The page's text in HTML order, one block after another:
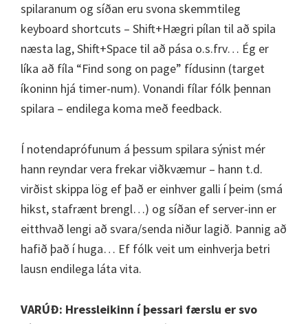
spilaranum og síðan eru svona skemmtileg
keyboard shortcuts – Shift+Hægri pílan til að spila
næsta lag, Shift+Space til að pása o.s.frv… Ég er
líka að fíla “Find song on page” fídusinn (target
íkoninn hjá timer-num). Vonandi fílar fólk þennan
spilara – endilega koma með feedback.
Í notendaprófunum á þessum spilara sýnist mér
hann reyndar vera frekar viðkvæmur – hann t.d.
virðist skippa lög ef það er einhver galli í þeim (smá
hikst, stafrænt brengl…) og síðan ef server-inn er
eitthvað lengi að svara/senda niður lagið. Þannig að
hafið það í huga… Ef fólk veit um einhverja betri
lausn endilega láta vita.
VARÚÐ: Hressleikinn í þessari færslu er svo